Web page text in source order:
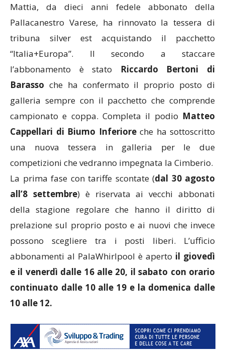
Mattia, da dieci anni fedele abbonato della
Pallacanestro Varese, ha rinnovato la tessera di
tribuna silver est acquistando il pacchetto
“Italia+Europa”. Il secondo a staccare
l’abbonamento è stato Riccardo Bertoni di
Barasso che ha confermato il proprio posto di
galleria sempre con il pacchetto che comprende
campionato e coppa. Completa il podio Matteo
Cappellari di Biumo Inferioreche ha sottoscritto
una nuova tessera in galleria per le due
competizioni che vedranno impegnata la Cimberio.
La prima fase con tariffe scontate (dal 30 agosto
all’8 settembre) è riservata ai vecchi abbonati
della stagione regolare che hanno il diritto di
prelazione sul proprio posto e ai nuovi che invece
possono scegliere tra i posti liberi. L’ufficio
abbonamenti al PalaWhirlpool è aperto il giovedì
e il venerdì dalle 16 alle 20, il sabato con orario
continuato dalle 10 alle 19 e la domenica dalle
10 alle 12.